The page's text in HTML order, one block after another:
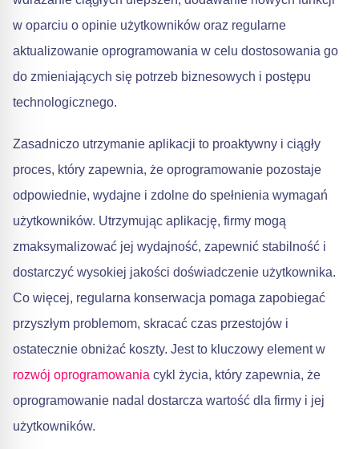
w oparciu o opinie użytkowników oraz regularne
aktualizowanie oprogramowania w celu dostosowania go
do zmieniających się potrzeb biznesowych i postępu
technologicznego.
Zasadniczo utrzymanie aplikacji to proaktywny i ciągły
proces, który zapewnia, że oprogramowanie pozostaje
odpowiednie, wydajne i zdolne do spełnienia wymagań
użytkowników. Utrzymując aplikację, firmy mogą
zmaksymalizować jej wydajność, zapewnić stabilność i
dostarczyć wysokiej jakości doświadczenie użytkownika.
Co więcej, regularna konserwacja pomaga zapobiegać
przyszłym problemom, skracać czas przestojów i
ostatecznie obniżać koszty. Jest to kluczowy element w
rozwój oprogramowania cykl życia, który zapewnia, że
oprogramowanie nadal dostarcza wartość dla firmy i jej
użytkowników.